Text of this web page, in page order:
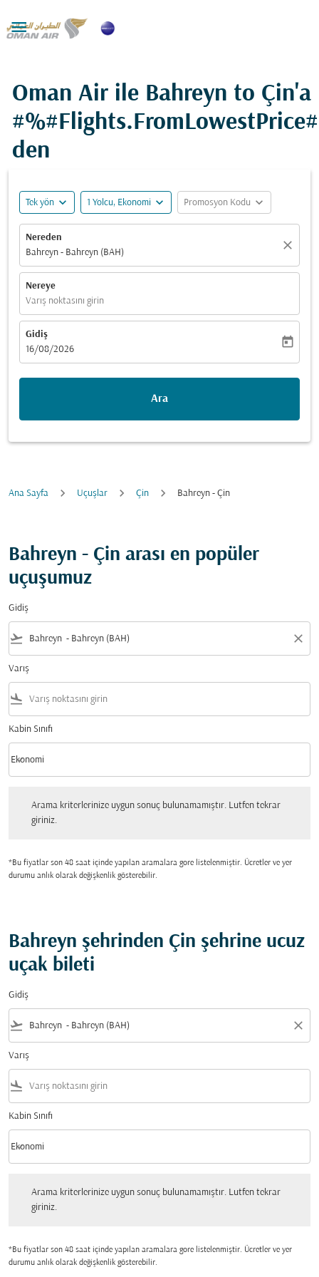

Oman Air ile Bahreyn to Çin'a
den
Tek yön expand_more 1 Yolcu, Ekonomi expand_more Promosyon Kodu expand_more
Nereden
Bahreyn - Bahreyn (BAH)
close
Nereye
Varış noktasını girin
Gidiş
fc-booking-departure-date-aria-label
16/08/2026
today
Ara
Ana Sayfa Uçuşlar Çin Bahreyn - Çin
Bahreyn - Çin arası en popüler
uçuşumuz
Gidiş
flight_takeoff close
Varış
flight_land
Kabin Sınıfı
Kabin Sınıfı option Ekonomi Selected
Ekonomi
keyboard_arrow_down
Arama kriterlerinize uygun sonuç bulunamamıştır. Lutfen tekrar
giriniz.
*Bu fiyatlar son 48 saat içinde yapılan aramalara gore listelenmiştir. Ücretler ve yer
durumu anlık olarak değişkenlik gösterebilir.
Bahreyn şehrinden Çin şehrine ucuz
uçak bileti
Gidiş
flight_takeoff close
Varış
flight_land
Kabin Sınıfı
Kabin Sınıfı option Ekonomi Selected
Ekonomi
keyboard_arrow_down
Arama kriterlerinize uygun sonuç bulunamamıştır. Lutfen tekrar
giriniz.
*Bu fiyatlar son 48 saat içinde yapılan aramalara gore listelenmiştir. Ücretler ve yer
durumu anlık olarak değişkenlik gösterebilir.